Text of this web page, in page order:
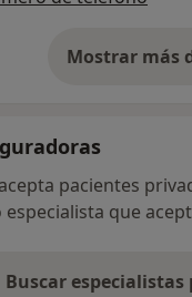
Mostrar más
pacientes
que
Buscar